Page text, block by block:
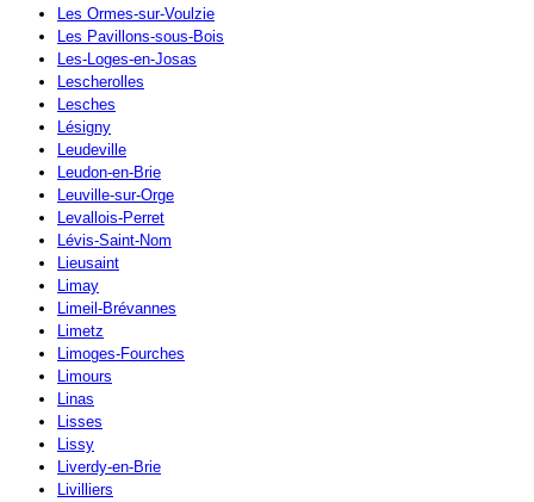
Les Ormes-sur-Voulzie
Les Pavillons-sous-Bois
Les-Loges-en-Josas
Lescherolles
Lesches
Lésigny
Leudeville
Leudon-en-Brie
Leuville-sur-Orge
Levallois-Perret
Lévis-Saint-Nom
Lieusaint
Limay
Limeil-Brévannes
Limetz
Limoges-Fourches
Limours
Linas
Lisses
Lissy
Liverdy-en-Brie
Livilliers